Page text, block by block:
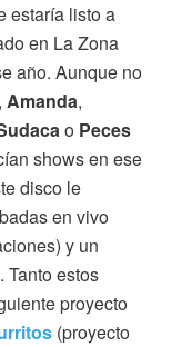
estaría listo a
en La Zona
año. Aunque no
Amanda,
o Peces
shows en ese
disco le
en vivo
y un
Tanto estos
proyecto
(proyecto